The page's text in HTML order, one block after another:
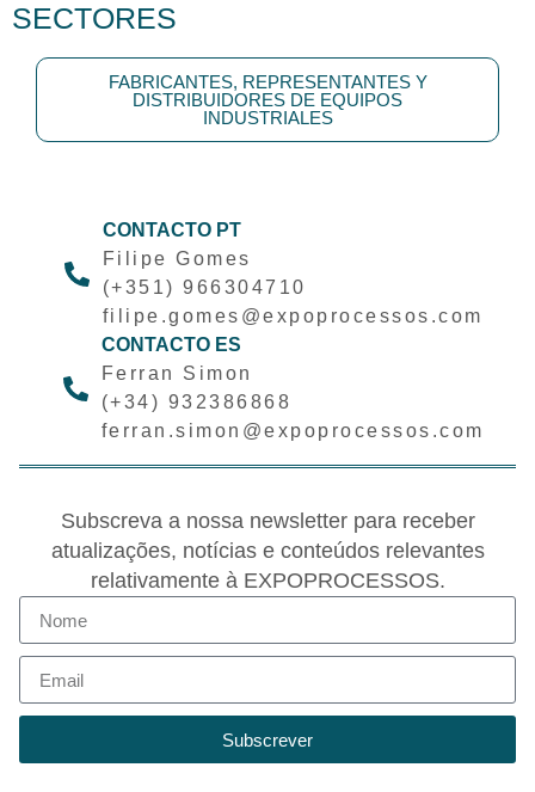
SECTORES
FABRICANTES, REPRESENTANTES Y
DISTRIBUIDORES DE EQUIPOS
INDUSTRIALES
CONTACTO PT
Filipe Gomes
(+351) 966304710
filipe.gomes@expoprocessos.com
CONTACTO ES
Ferran Simon
(+34) 932386868
ferran.simon@expoprocessos.com
Subscreva a nossa newsletter para receber
atualizações, notícias e conteúdos relevantes
relativamente à EXPOPROCESSOS.
Subscrever